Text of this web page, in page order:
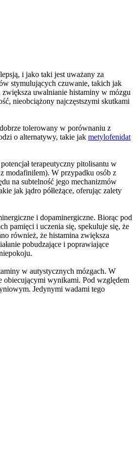
i jako taki jest uważany za
stymulujących czuwanie, takich jak
zwiększa uwalnianie histaminy w mózgu
nieobciążony najczęstszymi skutkami
tolerowany w porównaniu z
o alternatywy, takie jak metylofenidat
terapeutyczny pitolisantu w
modafinilem). W przypadku osób z
na subtelność jego mechanizmów
jak jądro półleżące, oferując zalety
i dopaminergiczne. Biorąc pod
pamięci i uczenia się, spekuluje się, że
również, że histamina zwiększa
pobudzające i poprawiające
w autystycznych mózgach. W
obiecującymi wynikami. Pod względem
Jedynymi wadami tego